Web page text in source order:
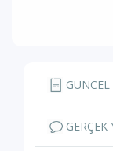
GÜNCEL